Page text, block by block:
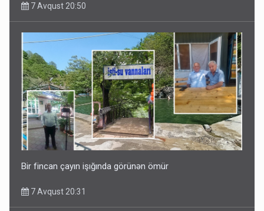
7 Avqust 20:50
Bir fincan çayın işığında görünən ömür
7 Avqust 20:31